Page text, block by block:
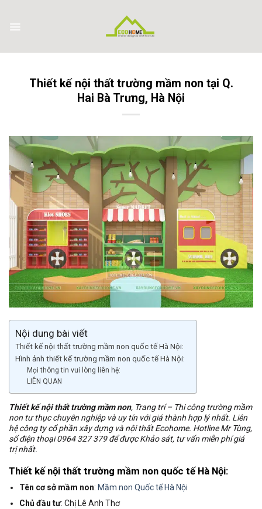
content
Thiết kế nội thất trường mầm non tại Q.
Hai Bà Trưng, Hà Nội
Nội dung bài viết
Thiết kế nội thất trường mầm non quốc tế Hà Nội:
Hình ảnh thiết kế trường mầm non quốc tế Hà Nội:
Mọi thông tin vui lòng liên hệ:
LIÊN QUAN
Thiết kế nội thất trường mầm non, Trang trí – Thi công trường mầm
non tư thục chuyên nghiệp và uy tín với giá thành hợp lý nhất. Liên
hệ công ty cổ phần xây dựng và nội thất Ecohome. Hotline Mr Tùng,
số điện thoại 0964 327 379 để được Khảo sát, tư vấn miễn phí giá
trị nhất.
Thiết kế nội thất trường mầm non quốc tế Hà Nội:
Tên cơ sở mầm non: Mầm non Quốc tế Hà Nội
Chủ đầu tư: Chị Lê Anh Thơ